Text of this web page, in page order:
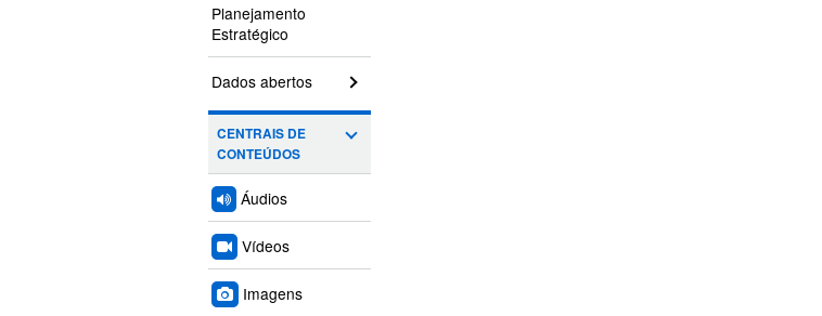
Planejamento
Estratégico
Dados abertos
CENTRAIS DE
CONTEÚDOS
Áudios
Vídeos
Imagens